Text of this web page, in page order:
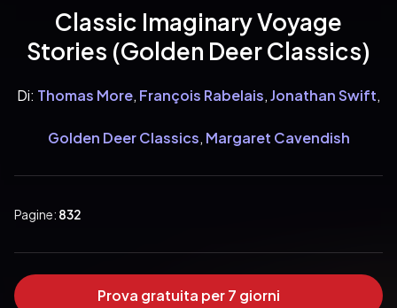
Classic Imaginary Voyage
Stories (Golden Deer Classics)
Di: Thomas More, François Rabelais,Jonathan Swift,
Golden Deer Classics, Margaret Cavendish
Pagine: 832
Prova gratuita per 7 giorni